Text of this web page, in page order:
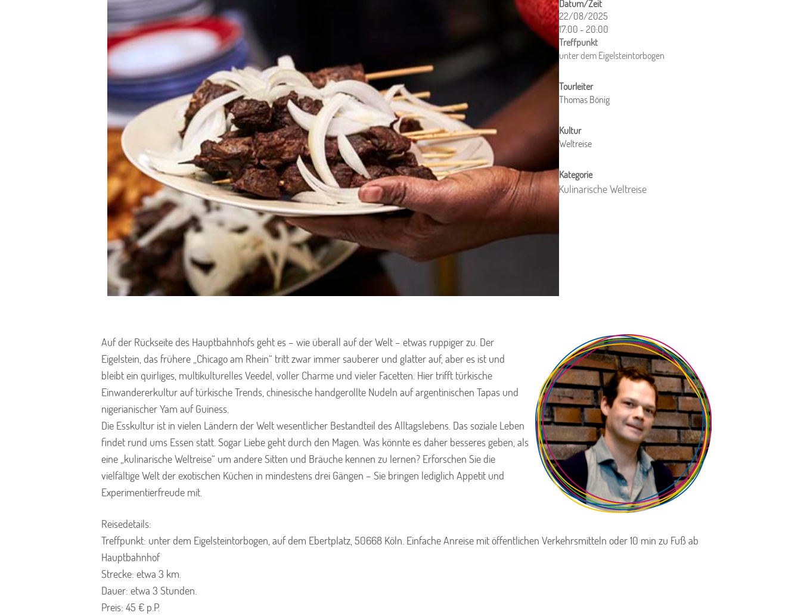
22/08/2025
17:00 - 20:00
ICS herunterladen
unter dem Eigelsteintorbogen
Thomas Bönig
Weltreise
Kulinarische Weltreise
Auf der Rückseite des Hauptbahnhofs geht es – wie überall auf der Welt – etwas ruppiger zu. Der
Eigelstein, das frühere „Chicago am Rhein“ tritt zwar immer sauberer und glatter auf, aber es ist und
bleibt ein quirliges, multikulturelles Veedel, voller Charme und vieler Facetten. Hier trifft türkische
Einwandererkultur auf türkische Trends, chinesische handgerollte Nudeln auf argentinischen Tapas und
nigerianischer Yam auf Guiness.
Die Esskultur ist in vielen Ländern der Welt wesentlicher Bestandteil des Alltagslebens. Das soziale Leben
findet rund ums Essen statt. Sogar Liebe geht durch den Magen. Was könnte es daher besseres geben, als
eine „kulinarische Weltreise“ um andere Sitten und Bräuche kennen zu lernen? Erforschen Sie die
vielfältige Welt der exotischen Küchen in mindestens drei Gängen – Sie bringen lediglich Appetit und
Experimentierfreude mit.
Reisedetails:
Treffpunkt: unter dem Eigelsteintorbogen, auf dem Ebertplatz, 50668 Köln. Einfache Anreise mit öffentlichen Verkehrsmitteln oder 10 min zu Fuß ab
Hauptbahnhof
Strecke: etwa 3 km.
Dauer: etwa 3 Stunden.
Preis: 45 € p.P.